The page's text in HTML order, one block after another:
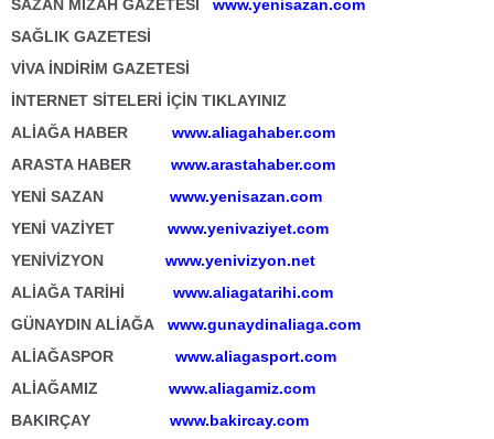
SAZAN MİZAH GAZETESİ
www.yenisazan.com
SAĞLIK GAZETESİ
VİVA İNDİRİM GAZETESİ
İNTERNET SİTELERİ İÇİN TIKLAYINIZ
ALİAĞA HABER www.aliagahaber.com
ARASTA HABER www.arastahaber.com
YENİ SAZAN www.yenisazan.com
YENİ VAZİYET www.yenivaziyet.com
YENİVİZYON www.yenivizyon.net
ALİAĞA TARİHİ www.aliagatarihi.com
GÜNAYDIN ALİAĞA
www.gunaydinaliaga.com
ALİAĞASPOR www.aliagasport.com
ALİAĞAMIZ www.aliagamiz.com
BAKIRÇAY www.bakircay.com